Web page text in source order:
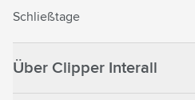
Schließtage
Über Clipper Interall